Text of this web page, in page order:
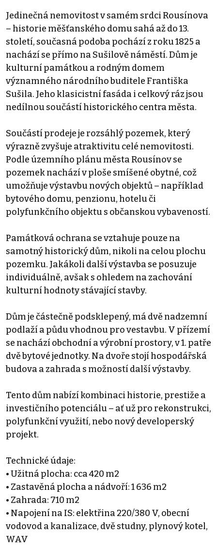
Jedinečná nemovitost v samém srdci Rousínova
– historie měšťanského domu sahá až do 13.
století, současná podoba pochází z roku 1825 a
nachází se přímo na Sušilově náměstí. Dům je
kulturní památkou a rodným domem
významného národního buditele Františka
Sušila. Jeho klasicistní fasáda i celkový ráz jsou
nedílnou součástí historického centra města.
Součástí prodeje je rozsáhlý pozemek, který
výrazně zvyšuje atraktivitu celé nemovitosti.
Podle územního plánu města Rousínov se
pozemek nachází v ploše smíšené obytné, což
umožňuje výstavbu nových objektů – například
bytového domu, penzionu, hotelu či
polyfunkčního objektu s občanskou vybaveností.
Památková ochrana se vztahuje pouze na
samotný historický dům, nikoli na celou plochu
pozemku. Jakákoli další výstavba se posuzuje
individuálně, avšak s ohledem na zachování
kulturní hodnoty stávající stavby.
Dům je částečně podsklepený, má dvě nadzemní
podlaží a půdu vhodnou pro vestavbu. V přízemí
se nachází obchodní a výrobní prostory, v 1. patře
dvě bytové jednotky. Na dvoře stojí hospodářská
budova a zahrada s možností další výstavby.
Tento dům nabízí kombinaci historie, prestiže a
investičního potenciálu – ať už pro rekonstrukci,
polyfunkční využití, nebo nový developerský
projekt.
Technické údaje:
• Užitná plocha: cca 420 m2
• Zastavěná plocha a nádvoří: 1 636 m2
• Zahrada: 710 m2
• Napojení na IS: elektřina 220/380 V, obecní
vodovod a kanalizace, dvě studny, plynový kotel,
WAV